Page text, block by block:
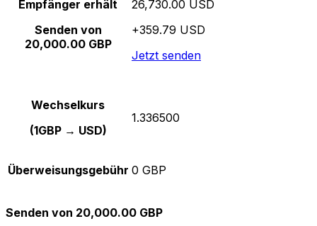
Empfänger erhält
Senden von
20,000.00 GBP
26,730.00 USD
+359.79 USD
Jetzt senden
Wechselkurs
(1GBP → USD)
1.336500
Überweisungsgebühr 0 GBP
Senden von 20,000.00 GBP